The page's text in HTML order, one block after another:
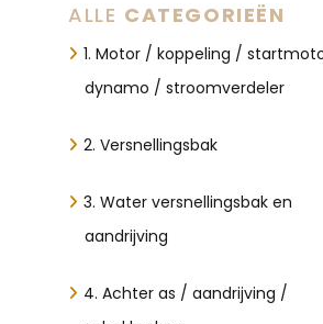
ALLE CATEGORIEËN
1. Motor / koppeling /
dynamo / stroomverdeler
2. Versnellingsbak
3. Water versnellingsbak en
aandrijving
4. Achter as / aandrijving /